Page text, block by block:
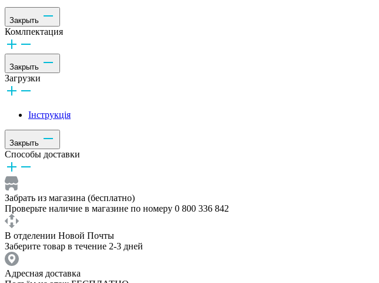
Закрыть
Комлпектация
Закрыть
Загрузки
Інструкція
Закрыть
Способы доставки
Забрать из магазина (бесплатно)
Проверьте наличие в магазине по номеру 0 800 336 842
В отделении Новой Почты
Заберите товар в течение 2-3 дней
Адресная доставка